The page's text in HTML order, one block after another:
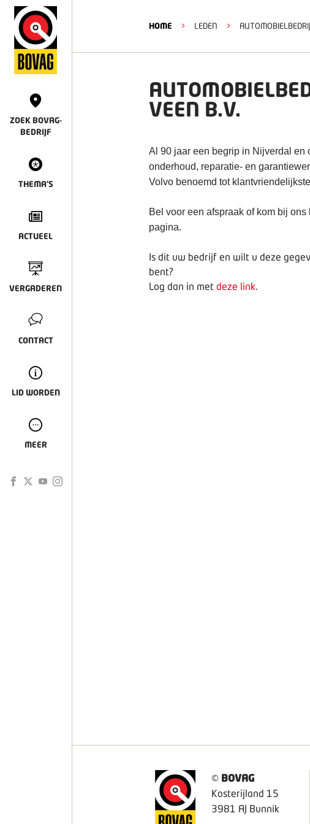
ZOEK BOVAG-
BEDRIJF
THEMA'S
ACTUEEL
VERGADEREN
CONTACT
LID WORDEN
MEER
HOME > LEDEN >
VEEN B.V.
Al 90 jaar een begrip in Nijverdal en
onderhoud, reparatie- en
Volvo benoemd tot
Bel voor een afspraak of kom bij
pagina.
Is dit uw bedrijf en wilt u deze
bent?
Log dan in met deze link.
© BOVAG
Kosterijland 15
3981 AJ Bunnik